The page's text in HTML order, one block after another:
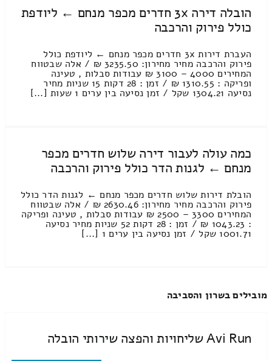
הובלה דירה 3x חדרים מכפר מנחם ← ליודפת
כולל פירוק והרכבה
העברת דירות 3x חדרים מכפר מנחם ← ליודפת כולל
פירוק והרכבה מחיר מחירון: 3235.50 ₪ / אלה שבטווח
המחירים 4000 – 3100 ₪ עבודות סבלות , טעינה
ופריקה : 1310.55 ₪ / זמן : 28 דקות 15 שניות מחיר
נסיעה 1304.21 שקל / זמן נסיעה בין ערים 1 שעות [...]
כמה עולה לעבור דירה שלוש חדרים מכפר
מנחם ← לגנות הדר כולל פירוק והרכבה
הובלת דירות שלוש חדרים מכפר מנחם ← לגנות הדר כולל
פירוק והרכבה מחיר מחירון: 2630.46 ₪ / אלה שבטווח
המחירים 3300 – 2500 ₪ עבודות סבלות , טעינה ופריקה
: 1043.23 ₪ / זמן : 28 דקות 52 שניות מחיר נסיעה
1001.71 שקל / זמן נסיעה בין ערים 1 [...]
מובילים בשרון והסביבה
Avi Run שליחויות והפצה שירותי הובלה